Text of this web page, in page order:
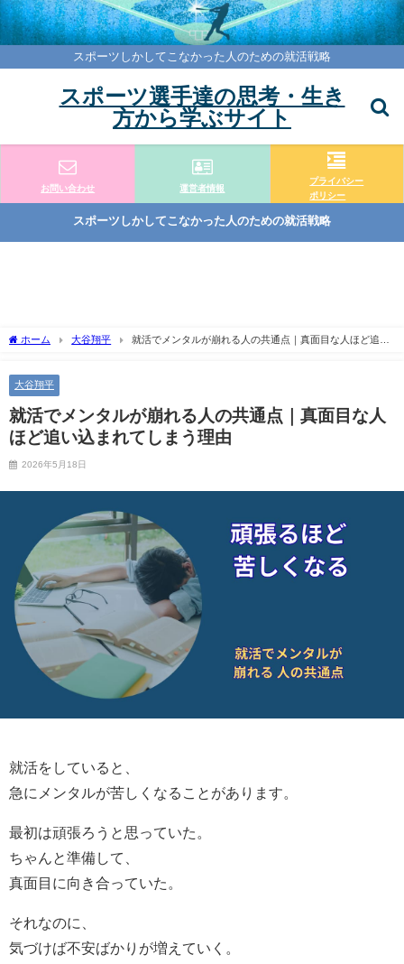
スポーツしかしてこなかった人のための就活戦略
スポーツ選手達の思考・生き
方から学ぶサイト
お問い合わせ 運営者情報
プライバシー
ポリシー
スポーツしかしてこなかった人のための就活戦略
ホーム 大谷翔平
就活でメンタルが崩れる人の共通点｜真面目な人ほど追い
大谷翔平
就活でメンタルが崩れる人の共通点｜真面目な人
ほど追い込まれてしまう理由
2026年5月18日
就活をしていると、
急にメンタルが苦しくなることがあります。
最初は頑張ろうと思っていた。
ちゃんと準備して、
真面目に向き合っていた。
それなのに、
気づけば不安ばかりが増えていく。